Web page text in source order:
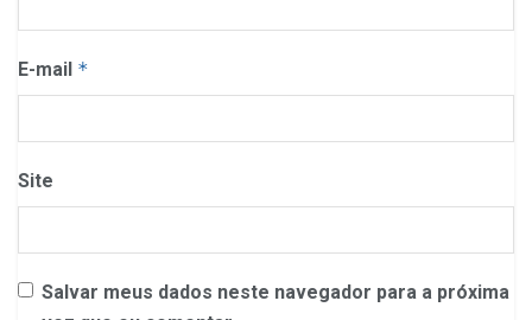
E-mail *
Site
Salvar meus dados neste navegador para a próxima